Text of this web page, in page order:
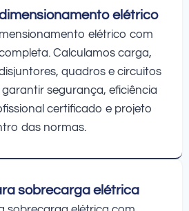
elétrico
elétrico com
Calculamos carga,
quadros e circuitos
segurança, eficiência
certificado e projeto
das normas.
sobrecarga elétrica